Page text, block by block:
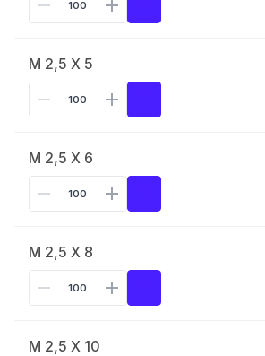
M 2,5 X 5
M 2,5 X 6
M 2,5 X 8
M 2,5 X 10